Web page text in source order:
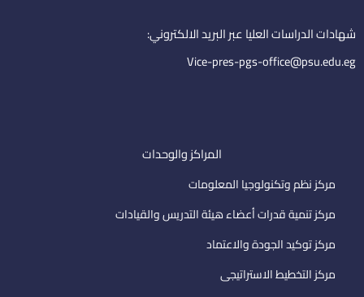
i
l
شهادات الدراسات العليا عبر البريد الالكتروني:
Vice-pres-pgs-office@psu.edu.eg
المراكز والوحدات
مركز نظم وتكنولوجيا المعلومات
مركز تنمية قدرات أعضاء هيئة التدريس والقيادات
مركز توكيد الجودة والاعتماد
مركز التخطيط الاستراتيجى